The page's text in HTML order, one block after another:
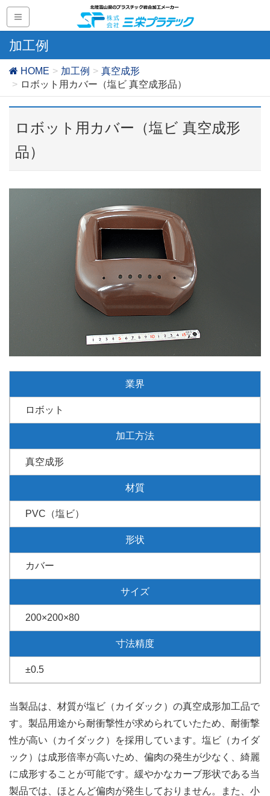
加工例
HOME 加工例
真空成形
ロボット用カバー（塩ビ 真空成形品）
ロボット用カバー（塩ビ 真空成形
品）
業界
ロボット
加工方法
真空成形
材質
PVC（塩ビ）
形状
カバー
サイズ
200×200×80
寸法精度
±0.5
当製品は、材質が塩ビ（カイダック）の真空成形加工品で
す。製品用途から耐衝撃性が求められていたため、耐衝撃
性が高い（カイダック）を採用しています。塩ビ（カイダ
ック）は成形倍率が高いため、偏肉の発生が少なく、綺麗
に成形することが可能です。緩やかなカーブ形状である当
製品では、ほとんど偏肉が発生しておりません。また、小